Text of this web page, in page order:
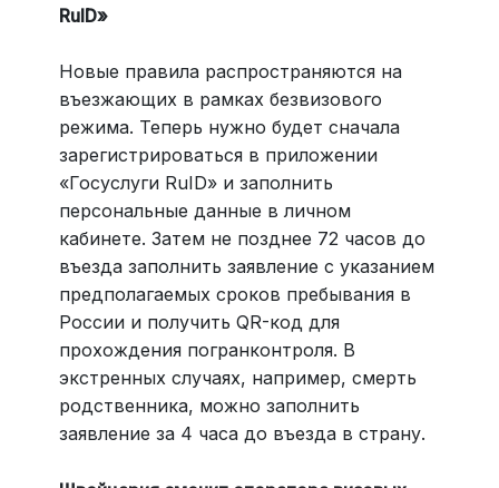
RuID»
Новые правила распространяются на
въезжающих в рамках безвизового
режима. Теперь нужно будет сначала
зарегистрироваться в приложении
«Госуслуги RuID» и заполнить
персональные данные в личном
кабинете. Затем не позднее 72 часов до
въезда заполнить заявление с указанием
предполагаемых сроков пребывания в
России и получить QR-код для
прохождения погранконтроля. В
экстренных случаях, например, смерть
родственника, можно заполнить
заявление за 4 часа до въезда в страну.